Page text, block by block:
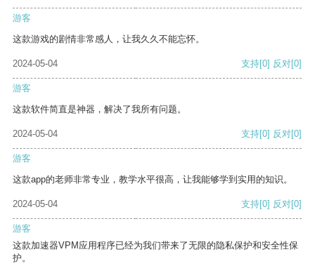
游客
这款游戏的剧情非常感人，让我久久不能忘怀。
2024-05-04 支持[0] 反对[0]
游客
这款软件简直是神器，解决了我所有问题。
2024-05-04 支持[0] 反对[0]
游客
这款app的老师非常专业，教学水平很高，让我能够学到实用的知识。
2024-05-04 支持[0] 反对[0]
游客
这款加速器VPM应用程序已经为我们带来了无限的隐私保护和安全性保
护。